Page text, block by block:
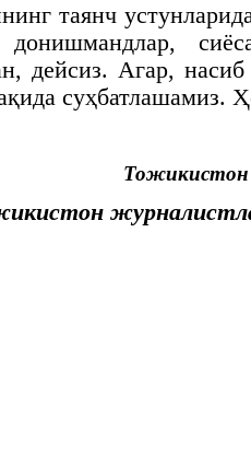
таянч
дейсиз. Агар, насиб
суҳбатлашамиз.
Тожикистон